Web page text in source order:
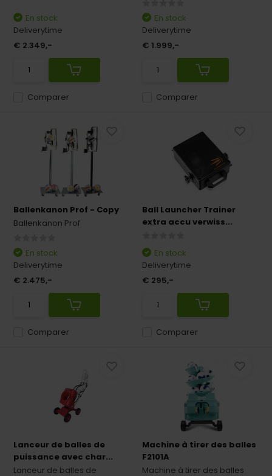
Comparer
En stock
Deliverytime
€ 2.349,-
Comparer
En stock
Deliverytime
€ 1.999,-
Ballenkanon Prof - Copy
Ballenkanon Prof
Comparer
En stock
Deliverytime
€ 2.475,-
Ball Launcher Trainer
extra accu verwiss...
Comparer
En stock
Deliverytime
€ 295,-
Lanceur de balles de
puissance avec char...
Lanceur de balles de
Machine à tirer des balles
F2101A
Machine à tirer des balles